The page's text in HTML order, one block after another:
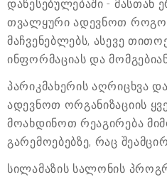
დაწესებულებაში - მასთან
თვალყური ადევნოთ
მაჩვენებლებს, ასევე
ინფორმაციას და
პარიკმახერის აღრიცხვა
ადევნოთ ორგანიზაციის
მოახდინოთ რეაგირება
გარემოებებზე, რაც
სილამაზის სალონის